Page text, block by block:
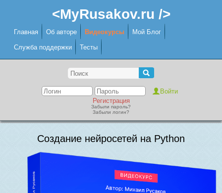
<MyRusakov.ru />
Главная Об авторе Видеокурсы Мой Блог
Служба поддержки Тесты
Регистрация
Забыли пароль?
Забыли логин?
Создание нейросетей на Python